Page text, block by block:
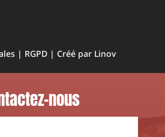
| RGPD | Créé par Linov
nous